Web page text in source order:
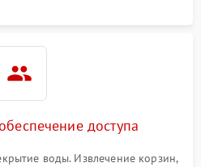
доступа
воды. Извлечение корзин,